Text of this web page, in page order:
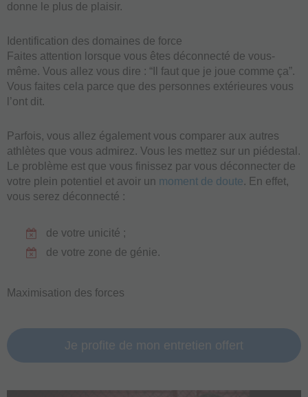
donne le plus de plaisir.
Identification des domaines de force
Faites attention lorsque vous êtes déconnecté de vous-
même. Vous allez vous dire : “Il faut que je joue comme ça”.
Vous faites cela parce que des personnes extérieures vous
l’ont dit.
Parfois, vous allez également vous comparer aux autres
athlètes que vous admirez. Vous les mettez sur un piédestal.
Le problème est que vous finissez par vous déconnecter de
votre plein potentiel et avoir un moment de doute. En effet,
vous serez déconnecté :
de votre unicité ;
de votre zone de génie.
Maximisation des forces
Je profite de mon entretien offert